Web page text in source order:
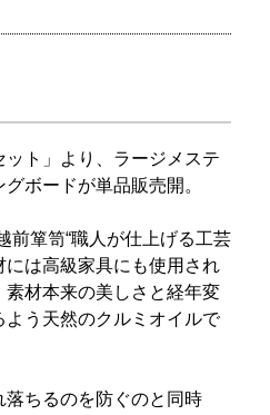
ット」より、ラージメステ
ボードが単品販売開。
前箪笥“職人が仕上げる工芸
は高級家具にも使用され
素材本来の美しさと経年変
う天然のクルミオイルで
ちるのを防ぐのと同時